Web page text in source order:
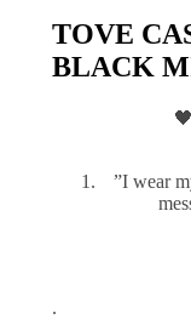
TOVE
BLACK
”I wear
.